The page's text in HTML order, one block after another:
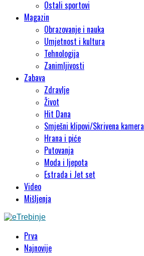
Ostali sportovi
Magazin
Obrazovanje i nauka
Umjetnost i kultura
Tehnologija
Zanimljivosti
Zabava
Zdravlje
Život
Hit Dana
Smješni klipovi/Skrivena kamera
Hrana i piće
Putovanja
Moda i ljepota
Estrada i Jet set
Video
Mišljenja
Prva
Najnovije